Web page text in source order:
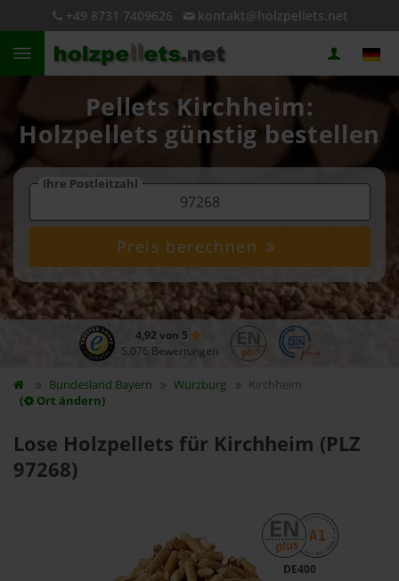
+49 8731 7409626 kontakt@holzpellets.net
Pellets Kirchheim:
Holzpellets günstig bestellen
Ihre Postleitzahl
Preis berechnen
4,92 von 5
5.076 Bewertungen
Bundesland Bayern Würzburg
Kirchheim
(
Ort ändern)
Lose Holzpellets für Kirchheim (PLZ
97268)
DE400